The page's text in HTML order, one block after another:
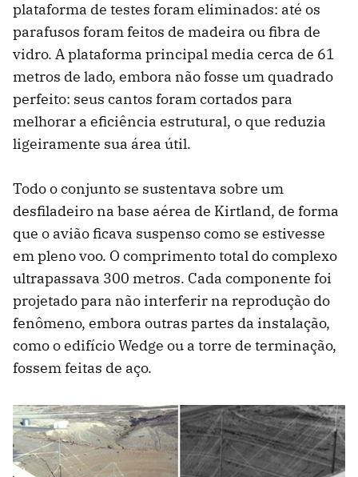
plataforma de testes foram eliminados: até os
parafusos foram feitos de madeira ou fibra de
vidro. A plataforma principal media cerca de 61
metros de lado, embora não fosse um quadrado
perfeito: seus cantos foram cortados para
melhorar a eficiência estrutural, o que reduzia
ligeiramente sua área útil.
Todo o conjunto se sustentava sobre um
desfiladeiro na base aérea de Kirtland, de forma
que o avião ficava suspenso como se estivesse
em pleno voo. O comprimento total do complexo
ultrapassava 300 metros. Cada componente foi
projetado para não interferir na reprodução do
fenômeno, embora outras partes da instalação,
como o edifício Wedge ou a torre de terminação,
fossem feitas de aço.